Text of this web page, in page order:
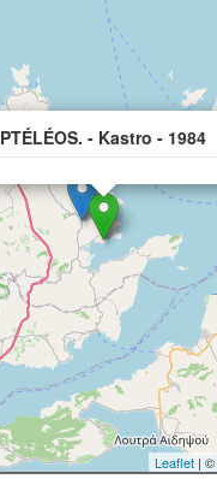
PTÉLÉOS. - Kastro - 1984
Leaflet | ©